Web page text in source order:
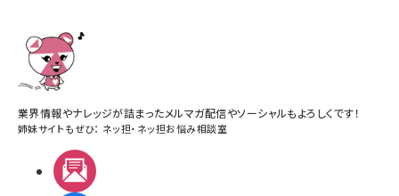
業界情報やナレッジが詰まったメルマガ配信やソーシャルもよろしくです！
姉妹サイトもぜひ： ネッ担・ ネッ担お悩み相談室